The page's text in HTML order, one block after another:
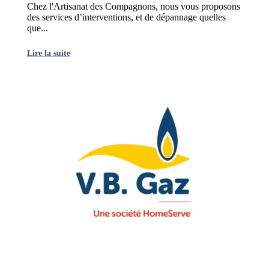
Chez l'Artisanat des Compagnons, nous vous proposons
des services d’interventions, et de dépannage quelles
que...
Lire la suite